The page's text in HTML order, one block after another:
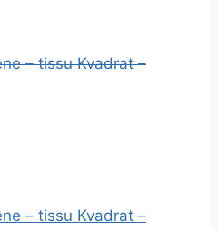
– tissu Kvadrat –
– tissu Kvadrat –